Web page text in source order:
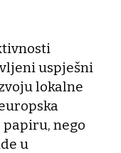
uspješni
lokalne
papiru, nego
u